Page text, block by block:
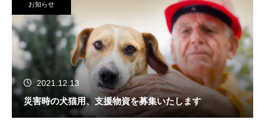
お知らせ
2021.12.13
災害時の犬猫用、支援物資を募集いたします